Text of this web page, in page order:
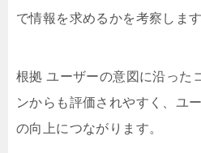
で情報を求めるかを考察します
根拠 ユーザーの意図に沿った
ンからも評価されやすく、ユ
の向上につながります。